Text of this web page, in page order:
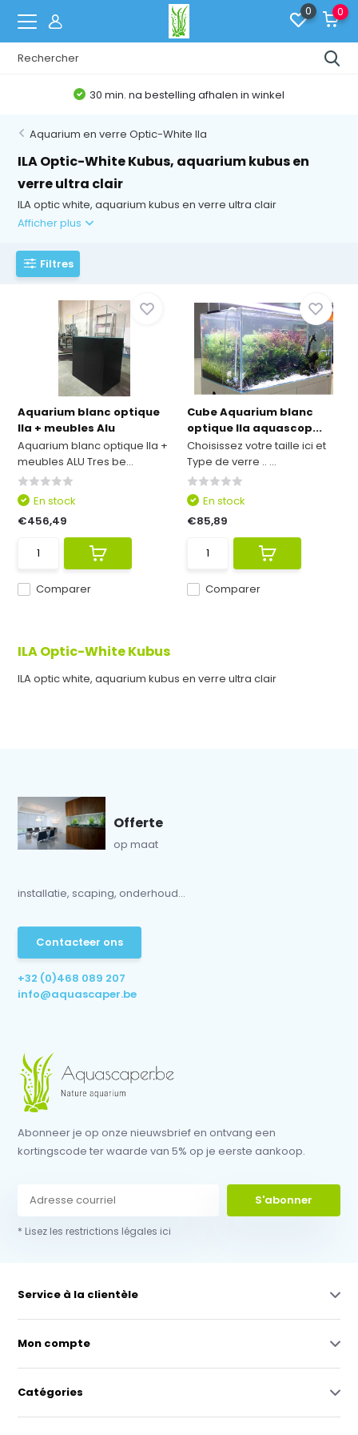
0 0
30 min. na bestelling afhalen in winkel
Aquarium en verre Optic-White Ila
ILA Optic-White Kubus, aquarium kubus en
verre ultra clair
ILA optic white, aquarium kubus en verre ultra clair
Afficher plus
Filtres
Aquarium blanc optique
Ila + meubles Alu
Aquarium blanc optique Ila +
meubles ALU Tres be...
Comparer
En stock
€456,49
Cube Aquarium blanc
optique Ila aquascop...
Choisissez votre taille ici et
Type de verre .. ...
Comparer
En stock
€85,89
ILA Optic-White Kubus
ILA optic white, aquarium kubus en verre ultra clair
Offerte
op maat
installatie, scaping, onderhoud...
Contacteer ons
+32 (0)468 089 207
info@aquascaper.be
Abonneer je op onze nieuwsbrief en ontvang een
kortingscode ter waarde van 5% op je eerste aankoop.
S'abonner
* Lisez les restrictions légales ici
Service à la clientèle
Mon compte
Catégories